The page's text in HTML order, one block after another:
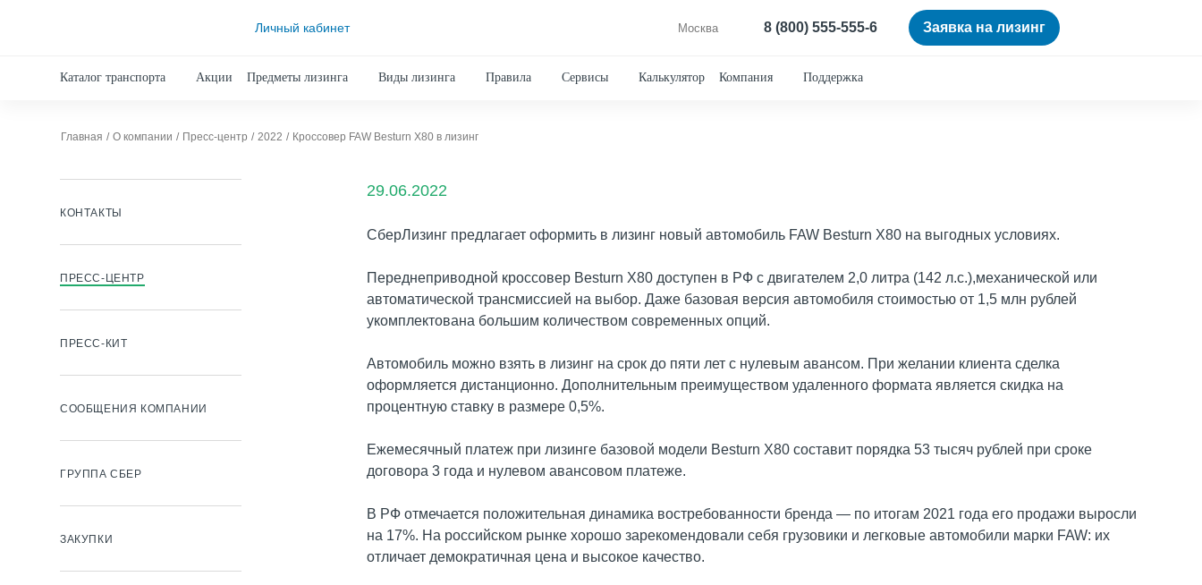
Личный кабинет Москва 8 (800) 555-555-6 Заявка на лизинг
Каталог транспорта Акции Предметы лизинга Виды лизинга Правила Сервисы Калькулятор Компания Поддержка
Главная О компании Пресс-центр 2022 Кроссовер FAW Besturn X80 в лизинг
КОНТАКТЫ
ПРЕСС-ЦЕНТР
ПРЕСС-КИТ
СООБЩЕНИЯ КОМПАНИИ
ГРУППА СБЕР
ЗАКУПКИ
29.06.2022
СберЛизинг предлагает оформить в лизинг новый автомобиль FAW Besturn X80 на выгодных условиях.
Переднеприводной кроссовер Besturn X80 доступен в РФ с двигателем 2,0 литра (142 л.с.),механической или
автоматической трансмиссией на выбор. Даже базовая версия автомобиля стоимостью от 1,5 млн рублей
укомплектована большим количеством современных опций.
Автомобиль можно взять в лизинг на срок до пяти лет с нулевым авансом. При желании клиента сделка
оформляется дистанционно. Дополнительным преимуществом удаленного формата является скидка на
процентную ставку в размере 0,5%.
Ежемесячный платеж при лизинге базовой модели Besturn X80 составит порядка 53 тысяч рублей при сроке
договора 3 года и нулевом авансовом платеже.
В РФ отмечается положительная динамика востребованности бренда — по итогам 2021 года его продажи выросли
на 17%. На российском рынке хорошо зарекомендовали себя грузовики и легковые автомобили марки FAW: их
отличает демократичная цена и высокое качество.